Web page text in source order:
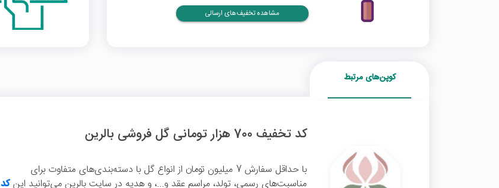
مشاهده تخفیف‌های ارسالی
کوپن‌های مرتبط
کد تخفیف 700 هزار تومانی گل فروشی بالرین
با حداقل سفارش 7 میلیون تومان از انواع گل با دسته‌بندی‌های متفاوت برای
مناسبت‌های رسمی، تولد، مراسم عقد و...، و هدیه در سایت بالرین می‌توانید اینکد